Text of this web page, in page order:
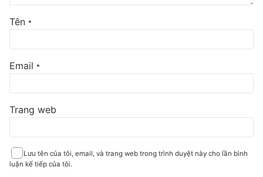
Tên *
Email *
Trang web
Lưu tên của tôi, email, và trang web trong trình duyệt này cho lần bình
luận kế tiếp của tôi.